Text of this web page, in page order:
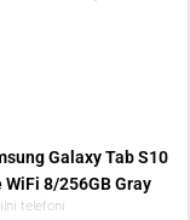
telefoni
Galaxy Tab S10
WiFi 8/256GB Gray